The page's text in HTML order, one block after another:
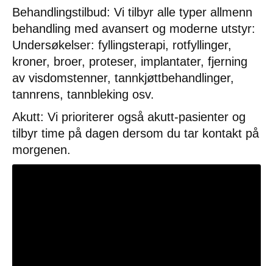
Behandlingstilbud: Vi tilbyr alle typer allmenn
behandling med avansert og moderne utstyr:
Undersøkelser: fyllingsterapi, rotfyllinger,
kroner, broer, proteser, implantater, fjerning
av visdomstenner, tannkjøttbehandlinger,
tannrens, tannbleking osv.
Akutt: Vi prioriterer også akutt-pasienter og
tilbyr time på dagen dersom du tar kontakt på
morgenen.